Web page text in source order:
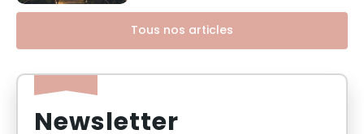
Tous nos articles
Newsletter